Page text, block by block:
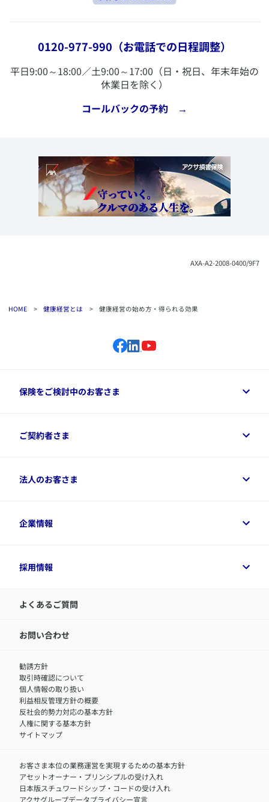
0120-977-990 （お電話での日程調整）
​平日9:00～18:00／土9:00～17:00（日・祝日、年末年始の
休業日を除く）
​コールバックの予約 →
​AXA-A2-2008-0400/9F7
HOME > 健康経営とは > 健康経営の始め方・得られる効果
保険をご検討中のお客さま
保険をご検討中のお客さまトップ
資料請求
変額保険各種情報
ご契約者さま
ご契約者さまトップ
デジタル約款
令和8年（2026年）分の生命保険料控除証明書について
アクサのネット完結保険（旧アクサダイレクト生命）
法人のお客さま
法人のお客さまトップ
経営者サポートサービス
企業情報
企業情報トップ
アクサ生命が選ばれる理由
IR情報
サステナビリティの取り組み
​お客さまを金融犯罪からお守りするために
アクサグループについて
採用情報
採用情報トップ
中途採用：内勤正社員
職）
中途採用：フィナンシャルプラン・アドバイザー（営業職）
障害者採用
よくあるご質問
お問い合わせ
勧誘方針
取引時確認について
個人情報の取り扱い
利益相反管理方針の概要
反社会的勢力対応の基本方針
人権に関する基本方針
サイトマップ
お客さま本位の業務運営を実現するための基本方針
アセットオーナー・プリンシプルの受け入れ
日本版スチュワードシップ・コードの受け入れ
アクサグループデータプライバシー宣言